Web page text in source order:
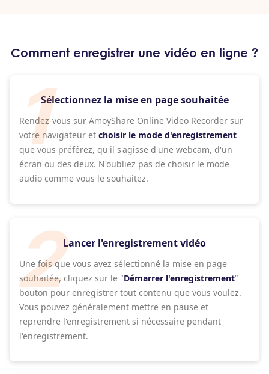
Comment enregistrer une vidéo en ligne ?
Sélectionnez la mise en page souhaitée
Rendez-vous sur AmoyShare Online Video Recorder sur
votre navigateur et choisir le mode d'enregistrement
que vous préférez, qu'il s'agisse d'une webcam, d'un
écran ou des deux. N'oubliez pas de choisir le mode
audio comme vous le souhaitez.
Lancer l'enregistrement vidéo
Une fois que vous avez sélectionné la mise en page
souhaitée, cliquez sur le "Démarrer l'enregistrement”
bouton pour enregistrer tout contenu que vous voulez.
Vous pouvez généralement mettre en pause et
reprendre l'enregistrement si nécessaire pendant
l'enregistrement.